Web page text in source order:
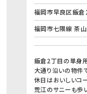
福岡市早良区飯
福岡市七隈線 茶
飯倉2丁目の単身用
大通り沿いの物件
休日はおいしいコ
荒江のサニーも歩